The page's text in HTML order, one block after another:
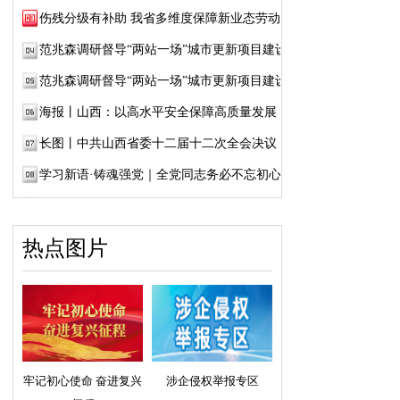
伤残分级有补助 我省多维度保障新业态劳动者...
范兆森调研督导“两站一场”城市更新项目建设
范兆森调研督导“两站一场”城市更新项目建设
海报丨山西：以高水平安全保障高质量发展
长图丨中共山西省委十二届十二次全会决议
学习新语·铸魂强党｜全党同志务必不忘初心、...
热点图片
牢记初心使命 奋进复兴
涉企侵权举报专区